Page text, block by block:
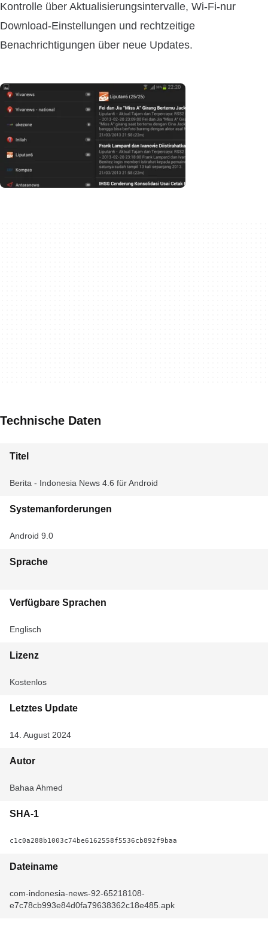
Kontrolle über Aktualisierungsintervalle, Wi-Fi-nur
Download-Einstellungen und rechtzeitige
Benachrichtigungen über neue Updates.
Technische Daten
Titel
Berita - Indonesia News 4.6 für Android
Systemanforderungen
Android 9.0
Sprache
Verfügbare Sprachen
Englisch
Lizenz
Kostenlos
Letztes Update
14. August 2024
Autor
Bahaa Ahmed
SHA-1
c1c0a288b1003c74be6162558f5536cb892f9baa
Dateiname
com-indonesia-news-92-65218108-
e7c78cb993e84d0fa79638362c18e485.apk